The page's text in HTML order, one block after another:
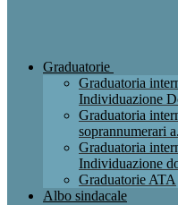
Graduatorie
Graduatoria
Individuazione
Graduatoria
soprannumerari
Graduatoria
Individuazione
Graduatorie ATA
Albo sindacale